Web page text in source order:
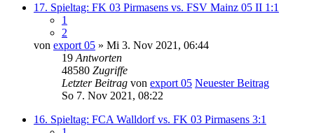
17. Spieltag: FK 03 Pirmasens vs. FSV Mainz 05 II 1:1
1
2
von export 05 » Mi 3. Nov 2021, 06:44
19 Antworten
48580 Zugriffe
Letzter Beitrag von export 05 Neuester Beitrag
So 7. Nov 2021, 08:22
16. Spieltag: FCA Walldorf vs. FK 03 Pirmasens 3:1